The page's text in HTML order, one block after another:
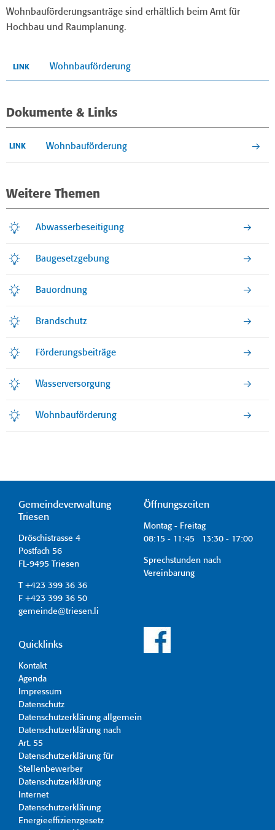
Wohnbauförderungsanträge sind erhältlich beim Amt für
Hochbau und Raumplanung.
LINK Wohnbauförderung
Dokumente & Links
LINK Wohnbauförderung
Weitere Themen
Abwasserbeseitigung
Baugesetzgebung
Bauordnung
Brandschutz
Förderungsbeiträge
Wasserversorgung
Wohnbauförderung
Gemeindeverwaltung
Triesen
Dröschistrasse 4
Postfach 56
FL-9495 Triesen
T +423 399 36 36
F +423 399 36 50
gemeinde@triesen.li
Öffnungszeiten
Montag - Freitag
08:15 - 11:45 13:30 - 17:00
Sprechstunden nach
Vereinbarung
Quicklinks
Kontakt
Agenda
Impressum
Datenschutz
Datenschutzerklärung allgemein
Datenschutzerklärung nach
Art. 55
Datenschutzerklärung für
Stellenbewerber
Datenschutzerklärung
Internet
Datenschutzerklärung
Energieeffizienzgesetz